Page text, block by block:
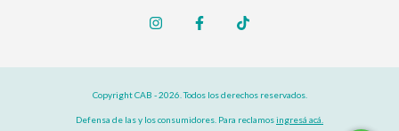
Copyright CAB - 2026. Todos los derechos reservados.
Defensa de las y los consumidores. Para reclamosingresá acá.